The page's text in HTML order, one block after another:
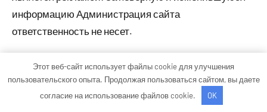
информацию Администрация сайта
ответственность не несет.
Тема WordPress: Occasio от ThemeZee.
Этот веб-сайт использует файлы cookie для улучшения
пользовательского опыта. Продолжая пользоваться сайтом, вы даете
согласие на использование файлов cookie.
OK